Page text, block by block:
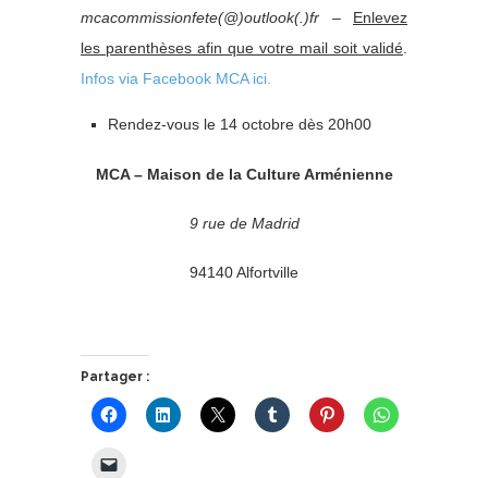
mcacommissionfete(@)outlook(.)fr – Enlevez
les parenthèses afin que votre mail soit validé.
Infos via Facebook MCA ici.
Rendez-vous le 14 octobre dès 20h00
MCA – Maison de la Culture Arménienne
9 rue de Madrid
94140 Alfortville
Partager :